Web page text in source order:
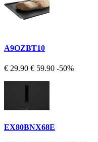
A9OZBT10
€ 29.90 € 59.90 -50%
EX80BNX68E